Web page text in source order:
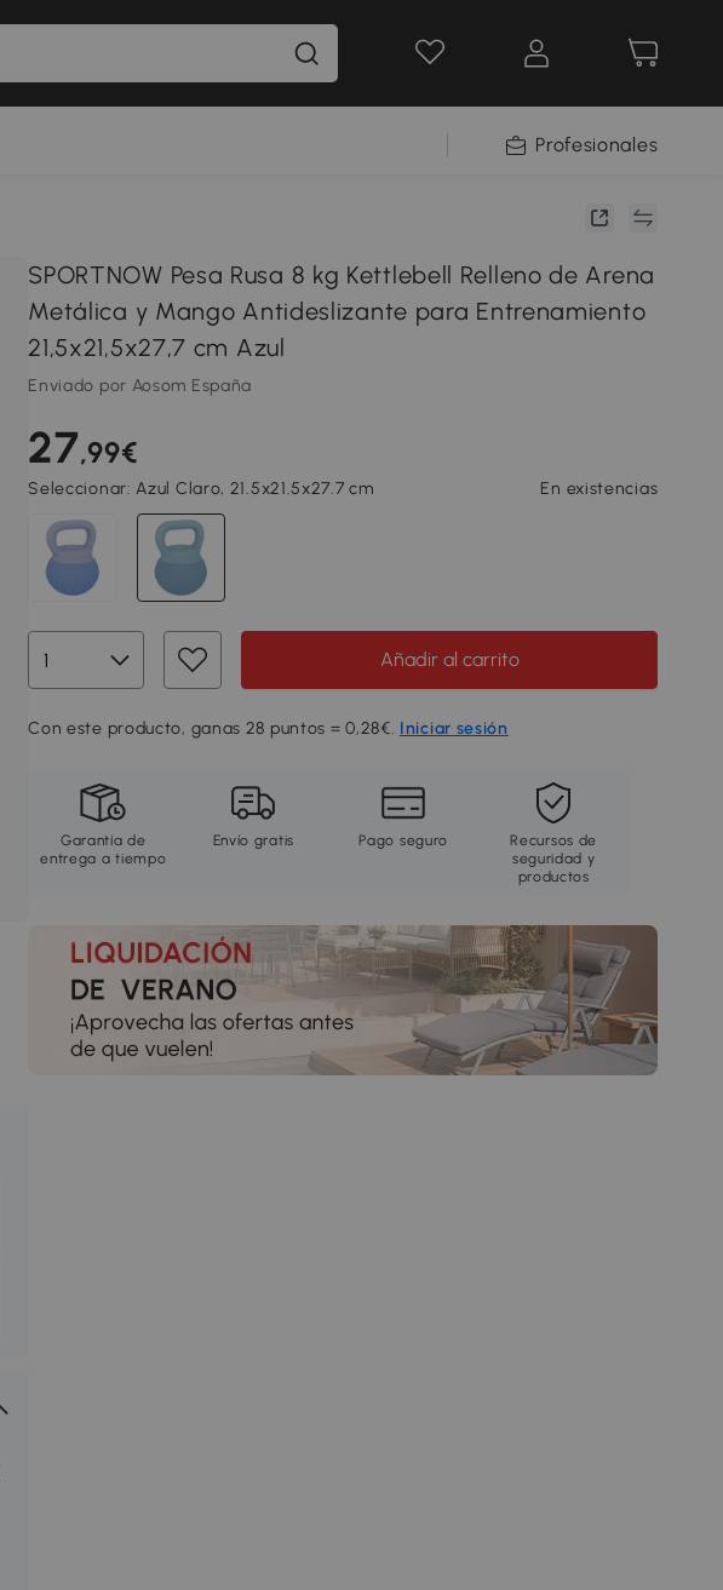
Profesionales
SPORTNOW Pesa Rusa 8 kg Kettlebell Relleno de Arena
Metálica y Mango Antideslizante para Entrenamiento
21,5x21,5x27,7 cm Azul
Enviado por Aosom España
27,99€
Seleccionar:Azul Claro, 21.5x21.5x27.7 cm En existencias
Añadir al carrito
Con este producto, ganas 28 puntos = 0,28€. Iniciar sesión
Garantía de
entrega a tiempo
Envío gratis Pago seguro
Recursos de
seguridad y
productos